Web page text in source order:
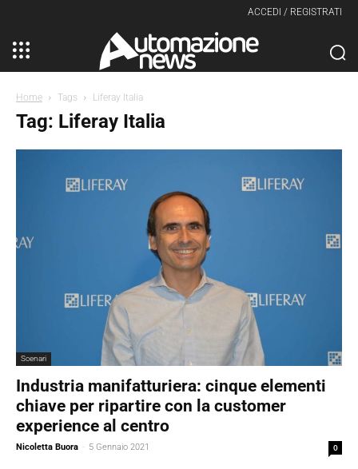
ACCEDI / REGISTRATI
Home Tags Liferay Italia
Tag: Liferay Italia
Scenari
Industria manifatturiera: cinque elementi
chiave per ripartire con la customer
experience al centro
Nicoletta Buora - 5 Gennaio 2021 0